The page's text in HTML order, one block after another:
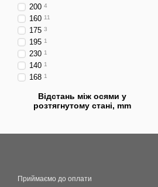
200 4
160 11
175 3
195 1
230 1
140 1
168 1
Відстань між осями у
розтягнутому стані, mm
Приймаємо до оплати